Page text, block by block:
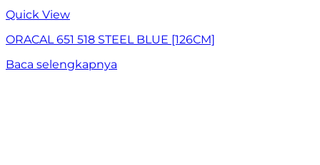
Quick View
ORACAL 651 518 STEEL BLUE [126CM]
Baca selengkapnya